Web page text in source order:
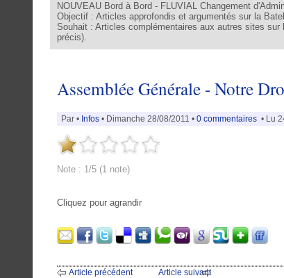
NOUVEAU Bord à Bord - FLUVIAL Changement
Objectif : Articles approfondis et argumentés sur la
Souhait : Articles complémentaires aux autres sites
précis).
Assemblée Générale - Notre
Par • Infos • Dimanche 28/08/2011 • 0 commentaires • Lu
Note : 1/5 (1 note)
Cliquez pour agrandir
Article précédent Article suivant